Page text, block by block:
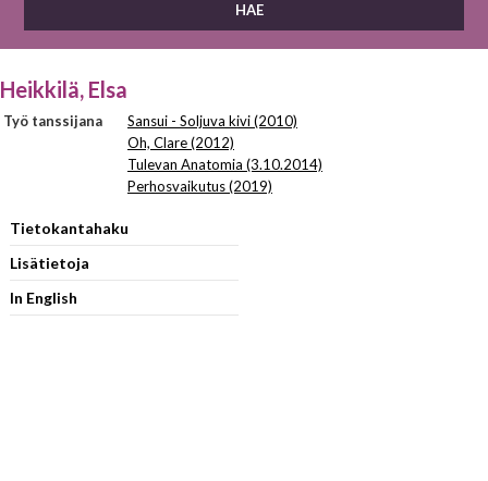
Heikkilä, Elsa
Työ tanssijana
Sansui - Soljuva kivi (2010)
Oh, Clare (2012)
Tulevan Anatomia (3.10.2014)
Perhosvaikutus (2019)
Tietokantahaku
Lisätietoja
In English